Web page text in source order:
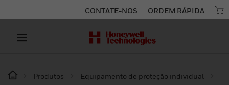
CONTATE-NOS ORDEM RÁPIDA
Produtos
Equipamento de proteção individual